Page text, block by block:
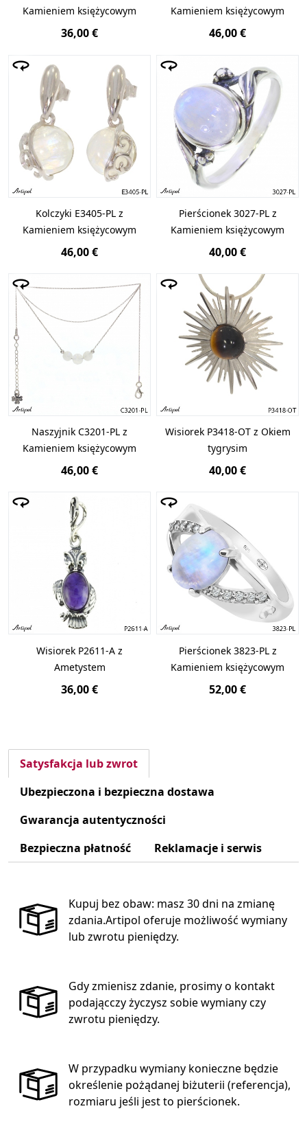
Kamieniem księżycowym
36,00 €
Kamieniem księżycowym
46,00 €
Kolczyki E3405-PL z
Kamieniem księżycowym
46,00 €
Pierścionek 3027-PL z
Kamieniem księżycowym
40,00 €
Naszyjnik C3201-PL z
Kamieniem księżycowym
46,00 €
Wisiorek P3418-OT z Okiem
tygrysim
40,00 €
Wisiorek P2611-A z
Ametystem
36,00 €
Pierścionek 3823-PL z
Kamieniem księżycowym
52,00 €
Satysfakcja lub zwrot
Ubezpieczona i bezpieczna dostawa
Gwarancja autentyczności
Bezpieczna płatność
Reklamacje i serwis
Kupuj bez obaw: masz 30 dni na zmianę
zdania.Artipol oferuje możliwość wymiany
lub zwrotu pieniędzy.
Gdy zmienisz zdanie, prosimy o kontakt
podającczy życzysz sobie wymiany czy
zwrotu pieniędzy.
W przypadku wymiany konieczne będzie
określenie pożądanej biżuterii (referencja),
rozmiaru jeśli jest to pierścionek.